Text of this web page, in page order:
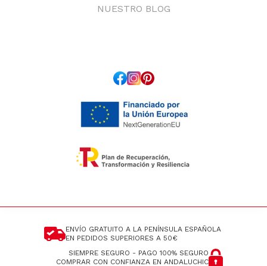
NUESTRO BLOG
ENVÍO GRATUITO A LA PENÍNSULA ESPAÑOLA
EN PEDIDOS SUPERIORES A 50€
SIEMPRE SEGURO - PAGO 100% SEGURO
COMPRAR CON CONFIANZA EN ANDALUCHIC